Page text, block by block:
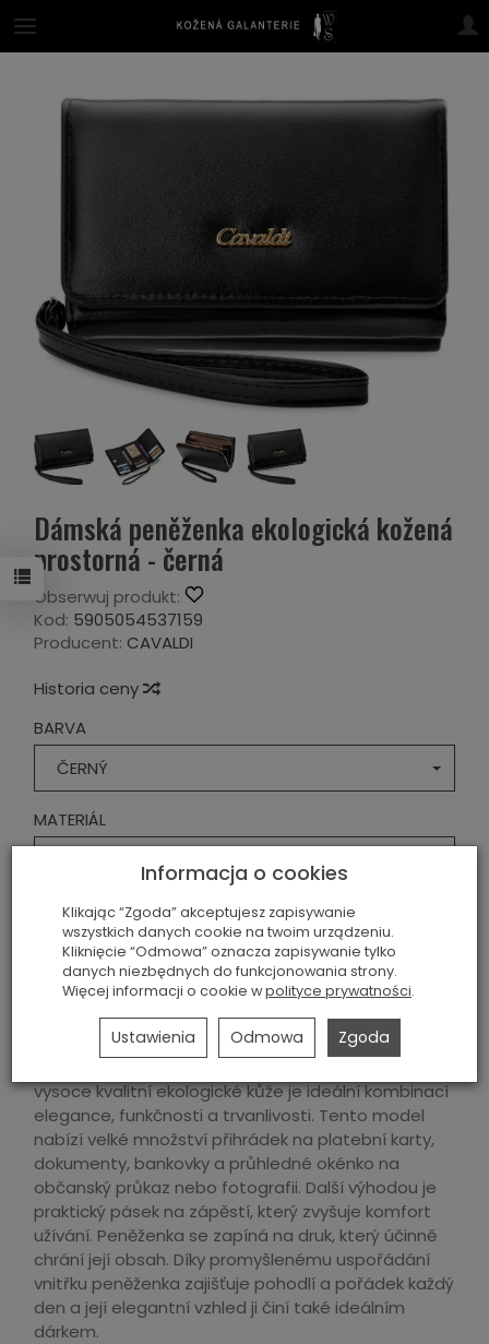
Dámská peněženka ekologická kožená
prostorná - černá
Obserwuj produkt:
Kod: 5905054537159
Producent: CAVALDI
Historia ceny
BARVA
ČERNÝ
MATERIÁL
EKOLOGICKÁ KŮŽE
239,00 Kč
ks dodaj do koszyka
vysoce kvalitní ekologické kůže je ideální kombinací
elegance, funkčnosti a trvanlivosti. Tento model
nabízí velké množství přihrádek na platební karty,
dokumenty, bankovky a průhledné okénko na
občanský průkaz nebo fotografii. Další výhodou je
praktický pásek na zápěstí, který zvyšuje komfort
užívání. Peněženka se zapíná na druk, který účinně
chrání její obsah. Díky promyšlenému uspořádání
vnitřku peněženka zajišťuje pohodlí a pořádek každý
den a její elegantní vzhled ji činí také ideálním
dárkem.
Informacja o cookies
Klikając “Zgoda” akceptujesz zapisywanie
wszystkich danych cookie na twoim urządzeniu.
Kliknięcie “Odmowa” oznacza zapisywanie tylko
danych niezbędnych do funkcjonowania strony.
Więcej informacji o cookie wpolityce prywatności.
Ustawienia Odmowa Zgoda